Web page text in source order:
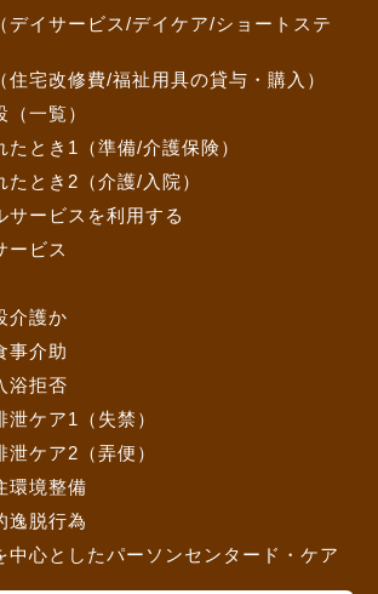
デイサービス/デイケア/ショートステ
住宅改修費/福祉用具の貸与・購入）
一覧）
とき1（準備/介護保険）
とき2（介護/入院）
サービスを利用する
ービス
介護か
事介助
浴拒否
ケア1（失禁）
ケア2（弄便）
環境整備
逸脱行為
中心としたパーソンセンタード・ケア